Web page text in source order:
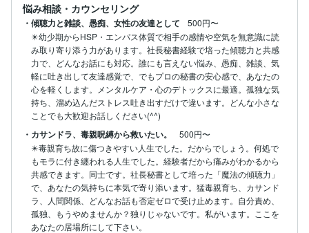
悩み相談・カウンセリング
・傾聴力と雑談、愚痴、女性の友達として
500円〜
✴️幼少期からHSP・エンパス体質で相手の感情や空気を無意識に読
み取り寄り添う力があります。社長秘書経験で培った傾聴力と共感
力で、どんなお話にも対応。誰にも言えない悩み、愚痴、雑談、気
軽に吐き出して友達感覚で、でもプロの秘書の安心感で、あなたの
心を軽くします。メンタルケア・心のデトックスに最適。孤独な気
持ち、溜め込んだストレス吐き出すだけで違います。どんな小さな
ことでも大歓迎お話しください(^^)
・カサンドラ、毒親呪縛から救いたい。
500円〜
✴️毒親育ち故に傷つきやすい人生でした。だからでしょう。何処で
もモラに付き纏われる人生でした。経験者だから痛みがわかるから
共感できます。同士です。社長秘書として培った「魔法の傾聴力」
で、あなたの気持ちに本気で寄り添います。猛毒親育ち、カサンド
ラ、人間関係、どんなお話も否定ゼロで受け止めます。自分責め、
孤独、もうやめませんか？独りじゃないです。私がいます。ここを
あなたの居場所にして下さい。